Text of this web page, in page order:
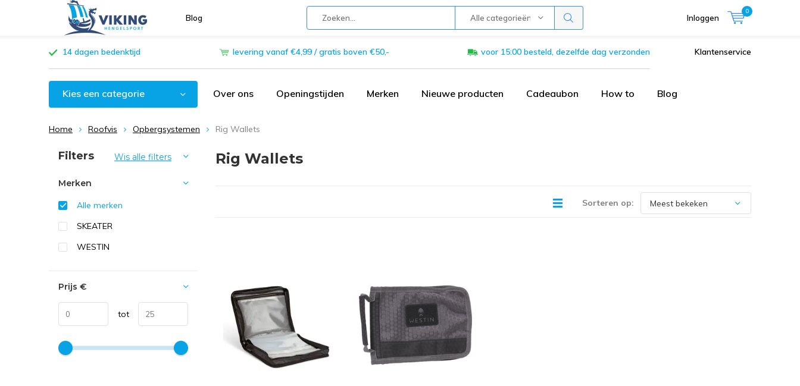
Blog Alle categorieën Inloggen
0
14 dagen bedenktijd levering vanaf €4,99 / gratis boven €50,- voor 15:00 besteld, dezelfde dag verzonden Klantenservice
Kies een categorie Over ons Openingstijden Merken Nieuwe producten Cadeaubon How to Blog
Home Roofvis Opbergsystemen Rig Wallets
Rig Wallets
Sorteren op:
Sorteren op:
Filters Wis alle filters
Merken
Alle merken
SKEATER
WESTIN
Prijs €
tot